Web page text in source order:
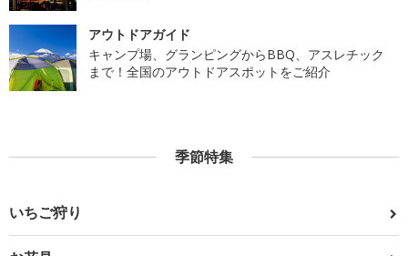
アウトドアガイド
キャンプ場、グランピングからBBQ、アスレチック
まで！全国のアウトドアスポットをご紹介
季節特集
いちご狩り